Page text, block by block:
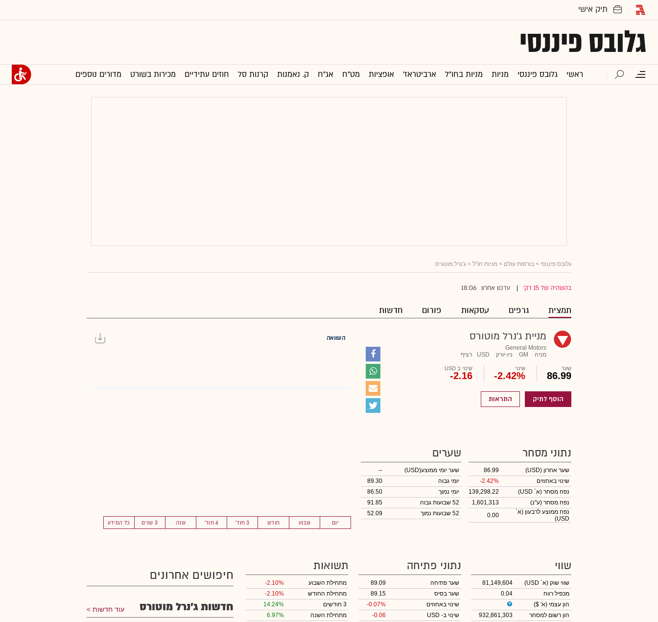
גלובס פיננסי
ראשי גלובס פיננסי מניות מניות בחו"ל ארביטראז' אופציות מט"ח אג"ח ק. נאמנות קרנות סל חוזים עתידיים מכירות בשורט מדורים נוספים
גלובס פיננסי > בורסות עולם > מניות חו"ל > ג'נרל מוטורס
בהשהיה של 15 דק' עדכון אחרון 18:06
תמצית גרפים עסקאות פורום חדשות
מניית ג'נרל מוטורס
General Motors
מניה
GM ניו-יורק USD רציף
שער
86.99
שינוי
-2.42%
שינוי ב USD
-2.16
הוסף לתיק התראות
השוואה
יום שבוע חודש 3 חוד' 6 חוד' שנה 3 שנים כל המידע
נתוני מסחר
שער אחרון (USD)
86.99
שינוי באחוזים
-2.42%
נפח מסחר (א` USD)
139,298.22
נפח מסחר (ע"נ)
1,601,313
נפח ממוצע לרבעון (א`
USD)
0.00
שערים
שער יומי ממוצע(USD)
--
יומי גבוה
89.30
יומי נמוך
86.50
52 שבועות גבוה
91.85
52 שבועות נמוך
52.09
שווי
שווי שוק (א` USD)
81,149,604
מכפיל רווח
0.04
הון עצמי (א' $)
הון רשום למסחר
932,861,303
נתוני פתיחה
שער פתיחה
89.09
שער בסיס
89.15
שינוי באחוזים
-0.07%
שינוי ב- USD
-0.06
תשואות
מתחילת השבוע
-2.10%
מתחילת החודש
-2.10%
3 חודשים
14.24%
מתחילת השנה
6.97%
חיפושים אחרונים
חדשות ג'נרל מוטורס עוד חדשות